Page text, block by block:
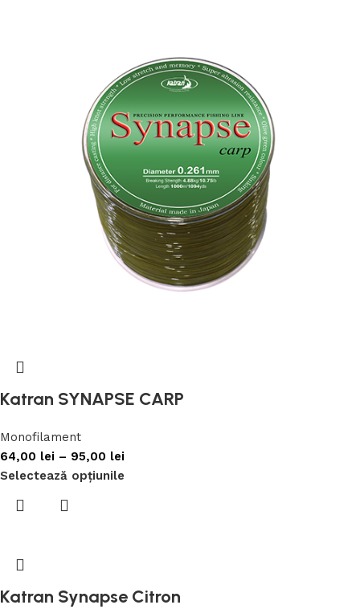
Katran SYNAPSE CARP
Monofilament
64,00 lei – 95,00 lei
Selectează opțiunile
Katran Synapse Citron